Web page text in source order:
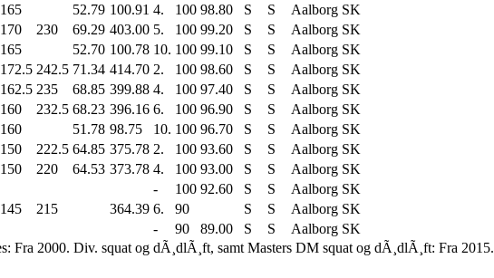
165 52.79 100.91 4. 100 98.80 S S
Aalborg SK
170 230 69.29 403.00 5. 100 99.20 S S
Aalborg SK
165 52.70 100.78 10. 100 99.10 S S
Aalborg SK
172.5 242.5 71.34 414.70 2. 100 98.60 S S
Aalborg SK
162.5 235 68.85 399.88 4. 100 97.40 S S
Aalborg SK
160 232.5 68.23 396.16 6. 100 96.90 S S
Aalborg SK
160 51.78 98.75 10. 100 96.70 S S
Aalborg SK
150 222.5 64.85 375.78 2. 100 93.60 S S
Aalborg SK
150 220 64.53 373.78 4. 100 93.00 S S
Aalborg SK
- 100 92.60 S S
Aalborg SK
145 215 364.39 6. 90 S S
Aalborg SK
- 90 89.00 S S
Aalborg SK
Fra 2000. Div. squat og dÃ¸dlÃ¸ft, samt Masters DM squat og dÃ¸dlÃ¸ft: Fra 2015.